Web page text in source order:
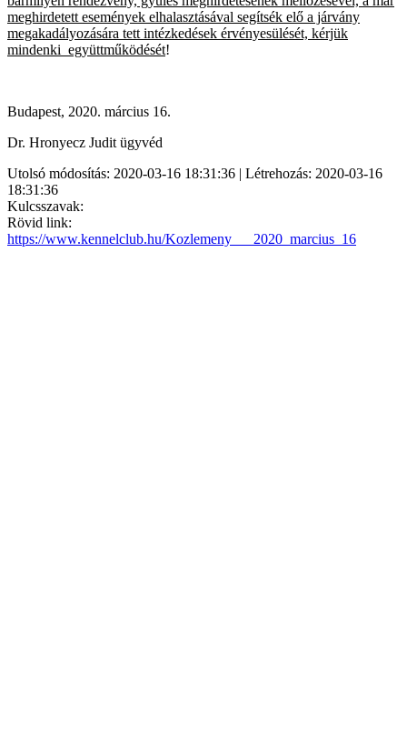
meghirdetett események elhalasztásával segítsék elő a járvány
megakadályozására tett intézkedések érvényesülését, kérjük
mindenki együttműködését!
Budapest, 2020. március 16.
Dr. Hronyecz Judit ügyvéd
Utolsó módosítás: 2020-03-16 18:31:36 | Létrehozás: 2020-03-16
18:31:36
Kulcsszavak:
Rövid link:
https://www.kennelclub.hu/Kozlemeny___2020_marcius_16